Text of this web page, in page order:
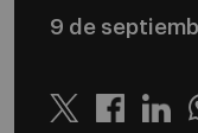
9 de
Twitter